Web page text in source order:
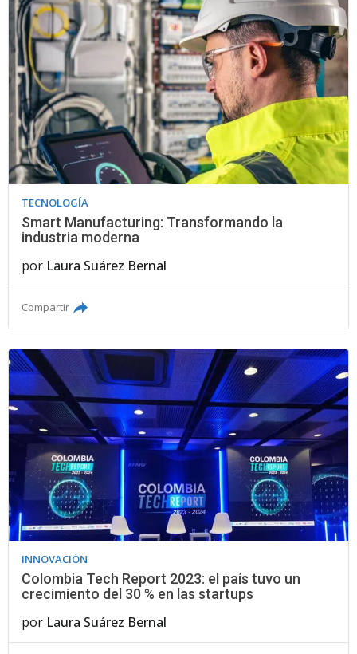
TECNOLOGÍA
Smart Manufacturing: Transformando la
industria moderna
por Laura Suárez Bernal
Compartir
INNOVACIÓN
Colombia Tech Report 2023: el país tuvo un
crecimiento del 30 % en las startups
por Laura Suárez Bernal